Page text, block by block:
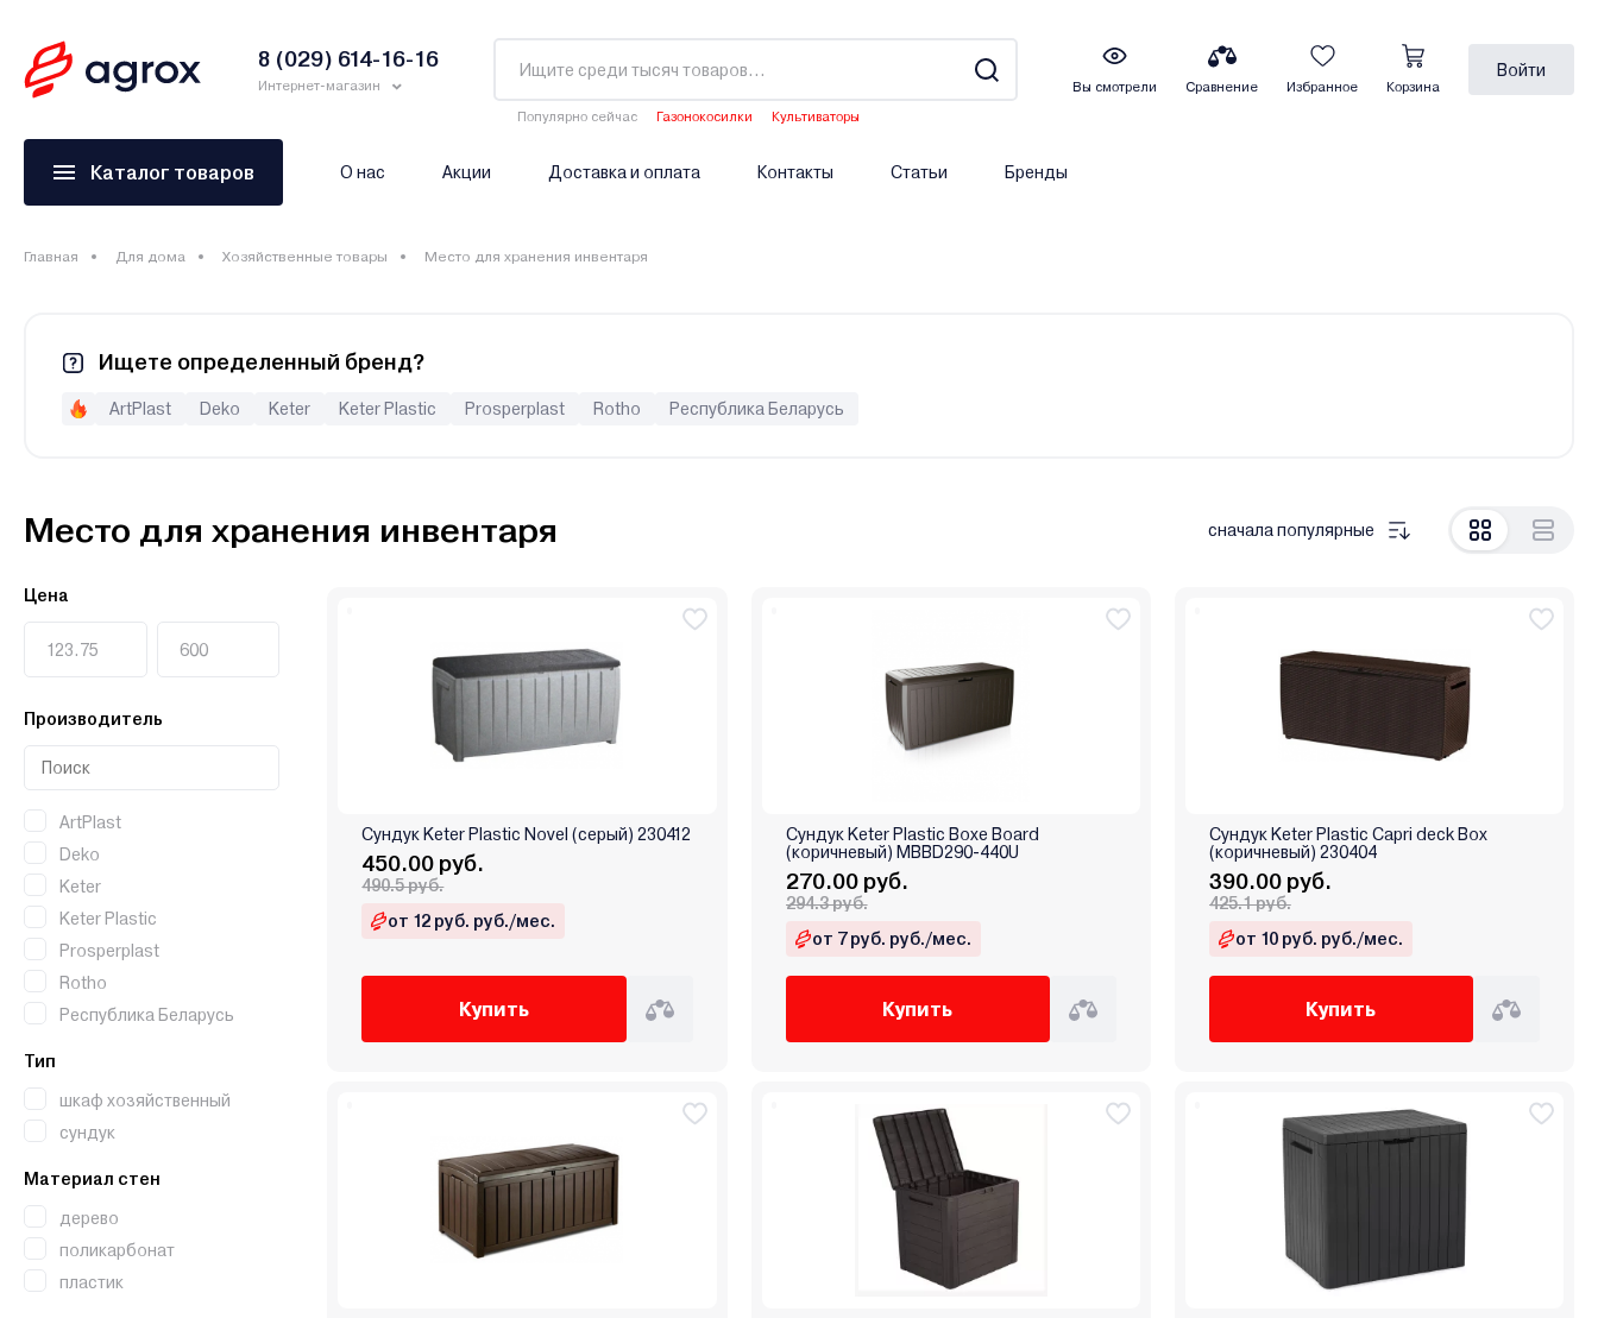
8 (029) 614-16-16
Интернет-магазин
Популярно сейчас Газонокосилки
Культиваторы
Вы смотрели Сравнение Избранное Корзина
Войти
Каталог товаров О нас Акции Доставка и оплата Контакты Статьи Бренды
Главная Для дома Хозяйственные товары Место для хранения инвентаря
Ищете определенный бренд?
ArtPlast Deko Keter Keter Plastic Prosperplast Rotho Республика Беларусь
Место для хранения инвентаря сначала популярные
Цена
Производитель
ArtPlast
Deko
Keter
Keter Plastic
Prosperplast
Rotho
Республика Беларусь
Тип
шкаф хозяйственный
сундук
Материал стен
дерево
поликарбонат
пластик
Сундук Keter Plastic Novel (серый) 230412
450.00 руб.
490.5 руб.
от 12 руб. руб./мес.
Купить
Сундук Keter Plastic Boxe Board
(коричневый) MBBD290-440U
270.00 руб.
294.3 руб.
от 7 руб. руб./мес.
Купить
Сундук Keter Plastic Capri deck Box
(коричневый) 230404
390.00 руб.
425.1 руб.
от 10 руб. руб./мес.
Купить